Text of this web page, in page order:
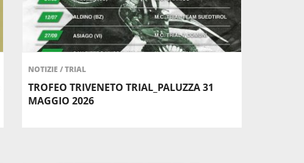
NOTIZIE /TRIAL
TROFEO TRIVENETO TRIAL_PALUZZA 31
MAGGIO 2026